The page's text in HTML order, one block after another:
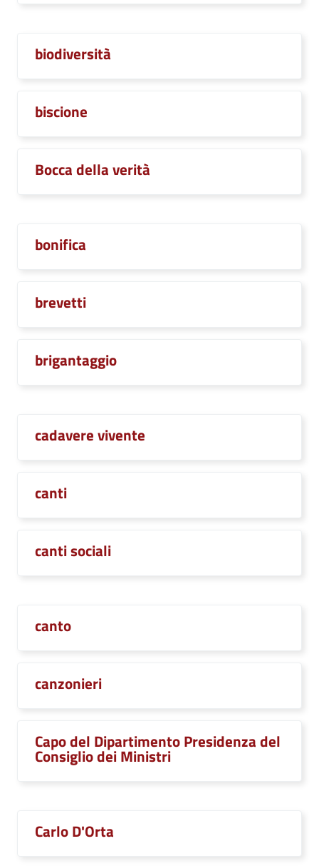
biodiversità
biscione
Bocca della verità
bonifica
brevetti
brigantaggio
cadavere vivente
canti
canti sociali
canto
canzonieri
Capo del Dipartimento Presidenza del
Consiglio dei Ministri
Carlo D'Orta